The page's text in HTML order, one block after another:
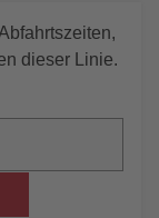
dieser Linie.